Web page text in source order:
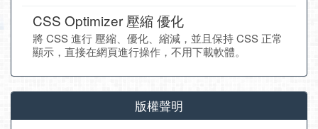
CSS Optimizer 壓縮 優化
將 CSS 進行 壓縮、優化、縮減，並且保持 CSS 正常
顯示，直接在網頁進行操作，不用下載軟體。
版權聲明